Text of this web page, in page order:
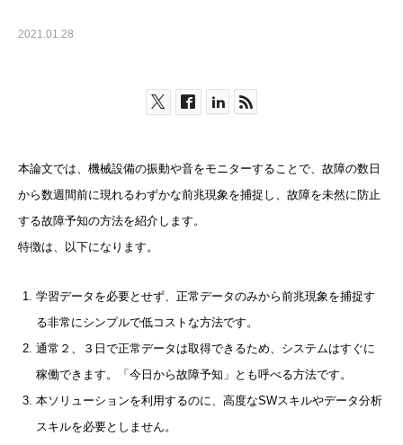
2021.01.28
本論文では、機械設備の振動や音をモニターすることで、故障の数日
から数週間前に現れるわずかな前兆現象を捕捉し、故障を未然に防止
する故障予知の方法を紹介します。
特徴は、以下になります。
学習データを必要とせず、正常データのみから前兆現象を捕捉す
る非常にシンプルで低コストな方法です。
通常２、３日で正常データは取得できるため、システムはすぐに
稼働できます。「今日から故障予知」とも呼べる方法です。
本ソリューションを利用するのに、高度なSWスキルやデータ分析
スキルを必要としません。